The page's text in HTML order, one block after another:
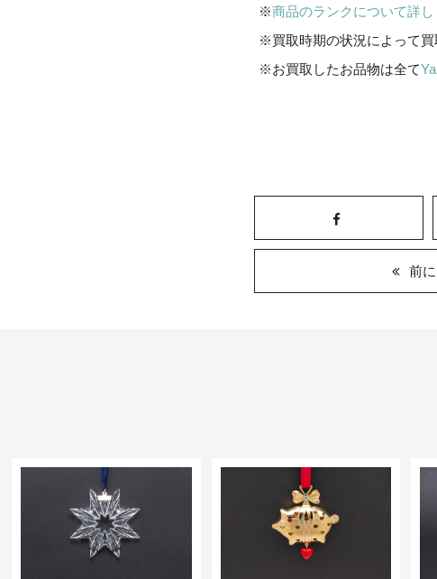
商品のランクについて詳し
買取時期の状況によって
お買取したお品物は全て
前